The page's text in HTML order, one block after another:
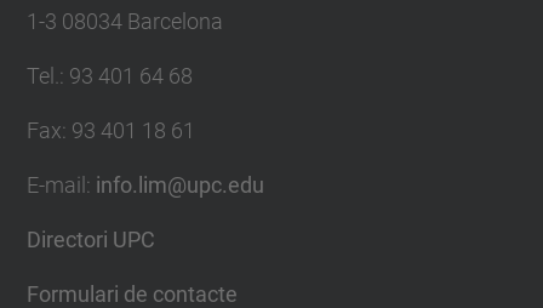
1-3 08034 Barcelona
Tel. : 93 401 64 68
Fax: 93 401 18 61
E-mail: info.lim@upc.edu
Directori UPC
Formulari de contacte